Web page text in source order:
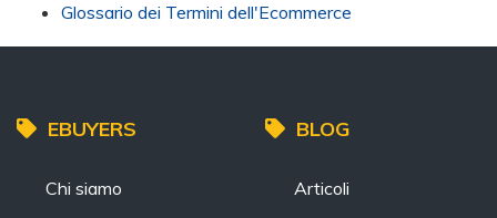
Glossario dei Termini dell'Ecommerce
EBUYERS
Chi siamo
BLOG
Articoli